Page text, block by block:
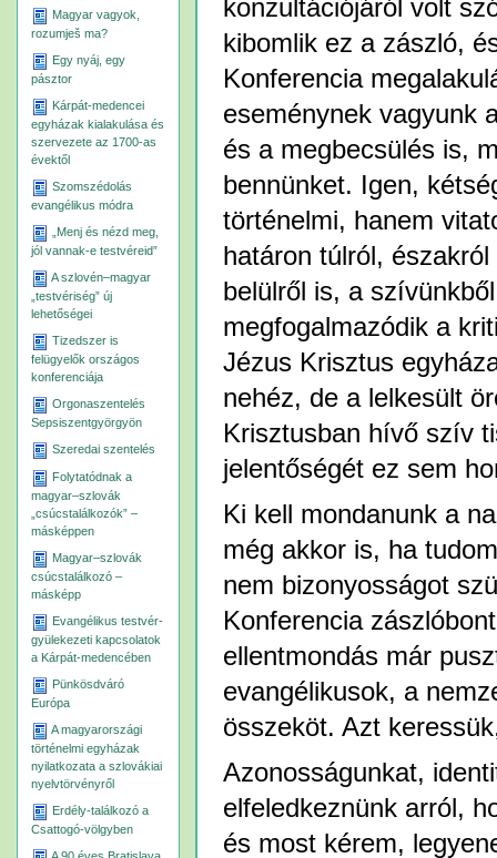
Magyar vagyok,
rozumješ ma?
Egy nyáj, egy
pásztor
Kárpát-medencei
egyházak kialakulása és
szervezete az 1700-as
évektől
Szomszédolás
evangélikus módra
„Menj és nézd meg,
jól vannak-e testvéreid”
A szlovén–magyar
„testvériség” új
lehetőségei
Tizedszer is
felügyelők országos
konferenciája
Orgonaszentelés
Sepsiszentgyörgyön
Szeredai szentelés
Folytatódnak a
magyar–szlovák
„csúcstalálkozók” –
másképpen
Magyar–szlovák
csúcstalálkozó –
másképp
Evangélikus testvér-
gyülekezeti kapcsolatok
a Kárpát-medencében
Pünkösdváró
Európa
A magyarországi
történelmi egyházak
nyilatkozata a szlovákiai
nyelvtörvényről
Erdély-találkozó a
Csattogó-völgyben
konzultációjáról volt
kibomlik ez a zászló,
Konferencia
eseménynek vagyunk
és a megbecsülés is,
bennünket. Igen,
történelmi, hanem
határon túlról,
belülről is, a
megfogalmazódik a
Jézus Krisztus
nehéz, de a lelkesült
Krisztusban hívő szív
jelentőségét ez sem
Ki kell mondanunk a
még akkor is, ha
nem bizonyosságot
Konferencia
ellentmondás már
evangélikusok, a
összeköt. Azt
Azonosságunkat,
elfeledkeznünk arról,
és most kérem,